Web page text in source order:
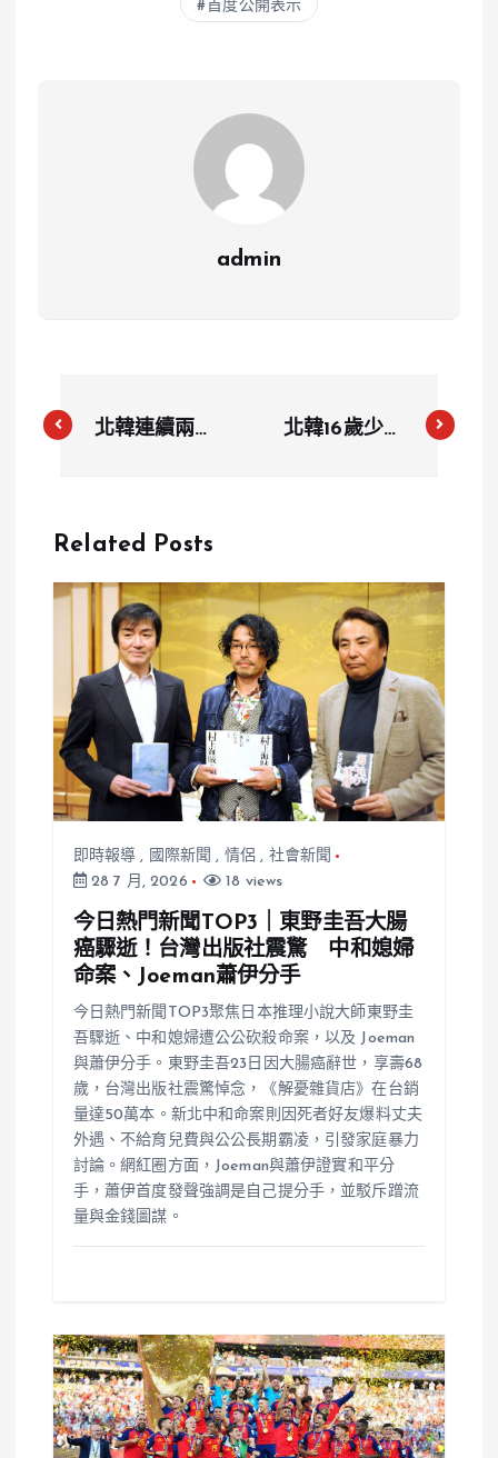
首度公開表示
admin
北韓連續兩天
警告民眾勿觸
北韓16歲少女
Related Posts
即時報導 , 國際新聞 , 情侶 , 社會新聞
28 7 月, 2026
18 views
今日熱門新聞TOP3｜東野圭吾大腸
癌驟逝！台灣出版社震驚 中和媳婦
命案、Joeman蕭伊分手
今日熱門新聞TOP3聚焦日本推理小說大師東野圭
吾驟逝、中和媳婦遭公公砍殺命案，以及 Joeman
與蕭伊分手。東野圭吾23日因大腸癌辭世，享壽68
歲，台灣出版社震驚悼念，《解憂雜貨店》在台銷
量達50萬本。新北中和命案則因死者好友爆料丈夫
外遇、不給育兒費與公公長期霸凌，引發家庭暴力
討論。網紅圈方面，Joeman與蕭伊證實和平分
手，蕭伊首度發聲強調是自己提分手，並駁斥蹭流
量與金錢圖謀。